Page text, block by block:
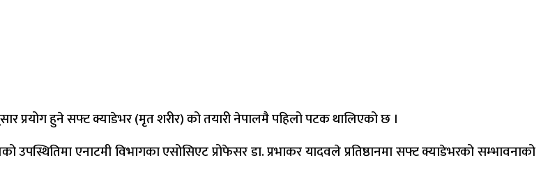
अनुसार प्रयोग हुने सफ्ट क्याडेभर (मृत शरीर) को तयारी नेपालमै पहिलो पटक थालिएको छ ।
उपस्थितिमा एनाटमी विभागका एसोसिएट प्रोफेसर डा. प्रभाकर यादवले प्रतिष्ठानमा सफ्ट क्याडेभरको सम्भावनाको